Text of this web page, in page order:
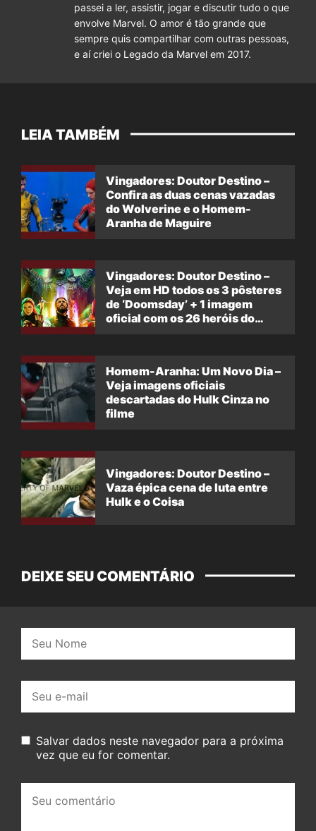
passei a ler, assistir, jogar e discutir tudo o que
envolve Marvel. O amor é tão grande que
sempre quis compartilhar com outras pessoas,
e aí criei o Legado da Marvel em 2017.
LEIA TAMBÉM
Vingadores: Doutor Destino –
Confira as duas cenas vazadas
do Wolverine e o Homem-
Aranha de Maguire
Vingadores: Doutor Destino –
Veja em HD todos os 3 pôsteres
de ‘Doomsday’ + 1 imagem
oficial com os 26 heróis do
Homem-Aranha: Um Novo Dia –
Veja imagens oficiais
descartadas do Hulk Cinza no
filme
Vingadores: Doutor Destino –
Vaza épica cena de luta entre
Hulk e o Coisa
DEIXE SEU COMENTÁRIO
mail:
Salvar dados neste navegador para a próxima
vez que eu for comentar.
comentário: